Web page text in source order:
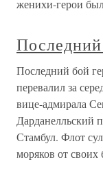
женихи-герои
Последний бой
перевалил за
вице-адмирала
Дарданелльский
Стамбул. Флот
моряков от своих